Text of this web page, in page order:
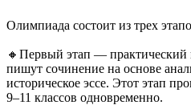
Олимпиада состоит из трех
🔸Первый этап —
пишут сочинение на основе
историческое эссе. Этот этап
9–11 классов одновременно.